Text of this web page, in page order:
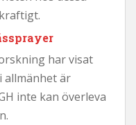
har visat
allmänhet är
inte kan överleva